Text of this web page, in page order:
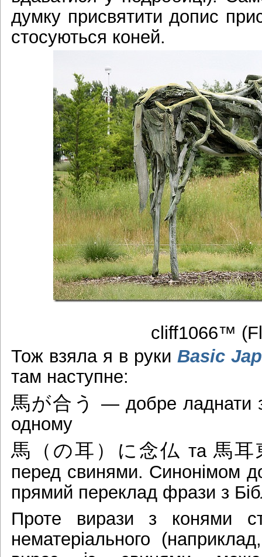
думку присвятити допис
стосуються коней.
cliff1066™
Тож взяла я в руки Basic
там наступне:
馬が合う
— добре ладнати
одному
馬（の耳）に念仏 та馬耳
перед свинями. Синонімом
прямий переклад фрази з
Проте вирази з конями
нематеріального